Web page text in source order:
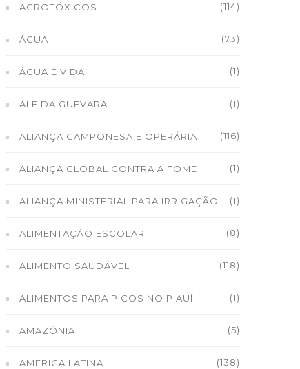
AGROTÓXICOS (114)
ÁGUA (73)
ÁGUA É VIDA (1)
ALEIDA GUEVARA (1)
ALIANÇA CAMPONESA E OPERÁRIA (116)
ALIANÇA GLOBAL CONTRA A FOME (1)
ALIANÇA MINISTERIAL PARA IRRIGAÇÃO (1)
ALIMENTAÇÃO ESCOLAR (8)
ALIMENTO SAUDÁVEL (118)
ALIMENTOS PARA PICOS NO PIAUÍ (1)
AMAZÔNIA (5)
AMÉRICA LATINA (138)